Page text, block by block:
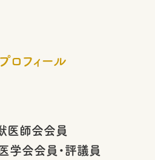
ロフィール
医師会会員
会員・評議員